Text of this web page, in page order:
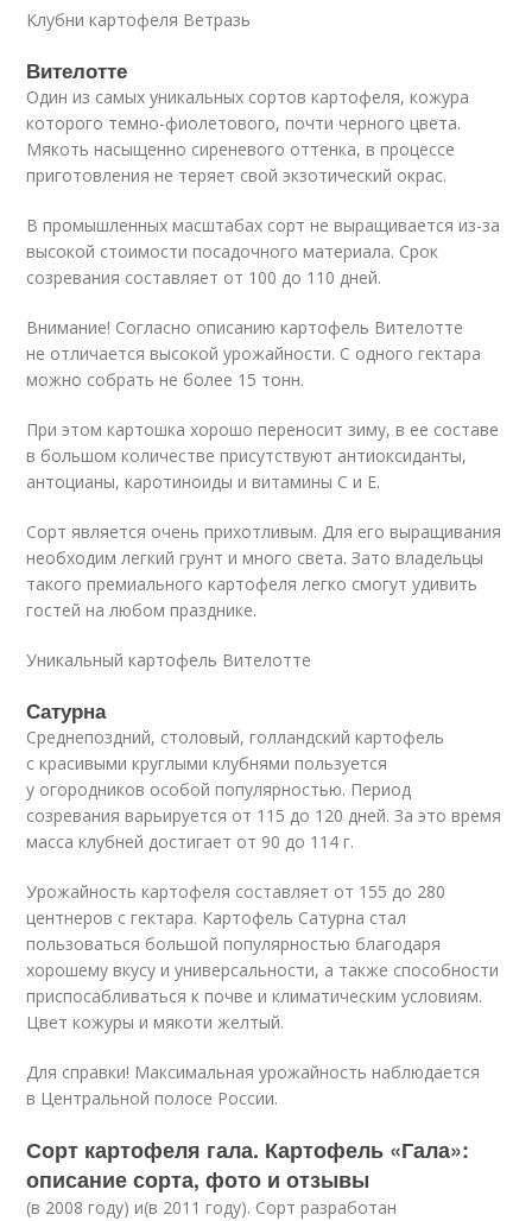
Клубни картофеля Ветразь
Вителотте
Один из самых уникальных сортов картофеля, кожура
которого темно-фиолетового, почти черного цвета.
Мякоть насыщенно сиреневого оттенка, в процессе
приготовления не теряет свой экзотический окрас.
В промышленных масштабах сорт не выращивается из-за
высокой стоимости посадочного материала. Срок
созревания составляет от 100 до 110 дней.
Внимание! Согласно описанию картофель Вителотте
не отличается высокой урожайности. С одного гектара
можно собрать не более 15 тонн.
При этом картошка хорошо переносит зиму, в ее составе
в большом количестве присутствуют антиоксиданты,
антоцианы, каротиноиды и витамины С и Е.
Сорт является очень прихотливым. Для его выращивания
необходим легкий грунт и много света. Зато владельцы
такого премиального картофеля легко смогут удивить
гостей на любом празднике.
Уникальный картофель Вителотте
Сатурна
Среднепоздний, столовый, голландский картофель
с красивыми круглыми клубнями пользуется
у огородников особой популярностью. Период
созревания варьируется от 115 до 120 дней. За это время
масса клубней достигает от 90 до 114 г.
Урожайность картофеля составляет от 155 до 280
центнеров с гектара. Картофель Сатурна стал
пользоваться большой популярностью благодаря
хорошему вкусу и универсальности, а также способности
приспосабливаться к почве и климатическим условиям.
Цвет кожуры и мякоти желтый.
Для справки! Максимальная урожайность наблюдается
в Центральной полосе России.
Сорт картофеля гала. Картофель «Гала»:
описание сорта, фото и отзывы
(в 2008 году) и(в 2011 году). Сорт разработан